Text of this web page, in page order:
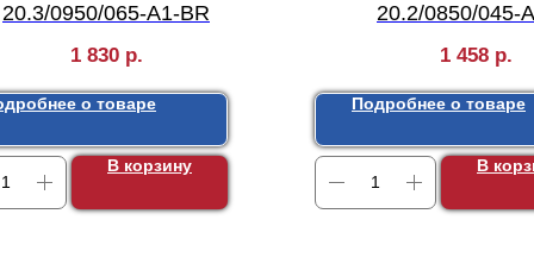
20.3/0950/065-A1-BR
1 830 р.
о товаре
В корзину
20.2/0850/045-
1 458 р.
Подробнее о товаре
В